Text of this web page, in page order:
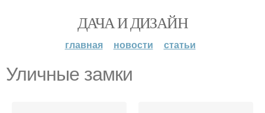
ДАЧА И ДИЗАЙН
главная новости статьи
Уличные замки